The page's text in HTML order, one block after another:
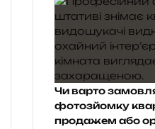
Чи варто
фотозйомку
продажем або